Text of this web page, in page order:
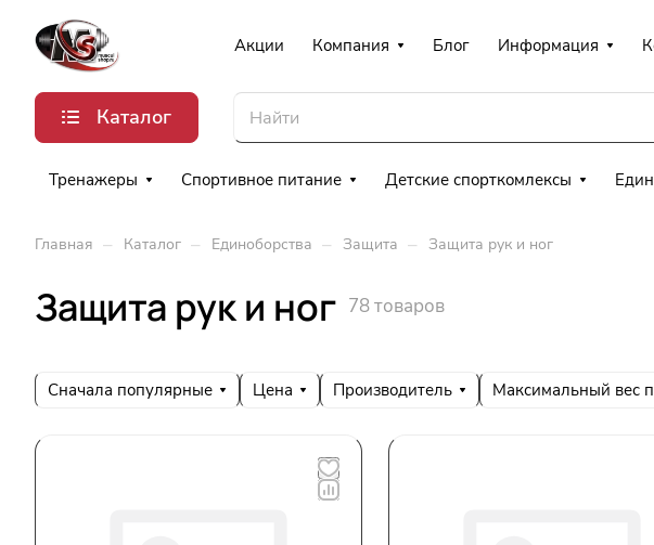
Акции Компания Блог Информация
Каталог
Тренажеры Спортивное питание Детские спорткомлексы
Главная – Каталог – Единоборства – Защита – Защита рук и ног
Защита рук и ног 78 товаров
Сначала популярные Цена Производитель Максимальный вес